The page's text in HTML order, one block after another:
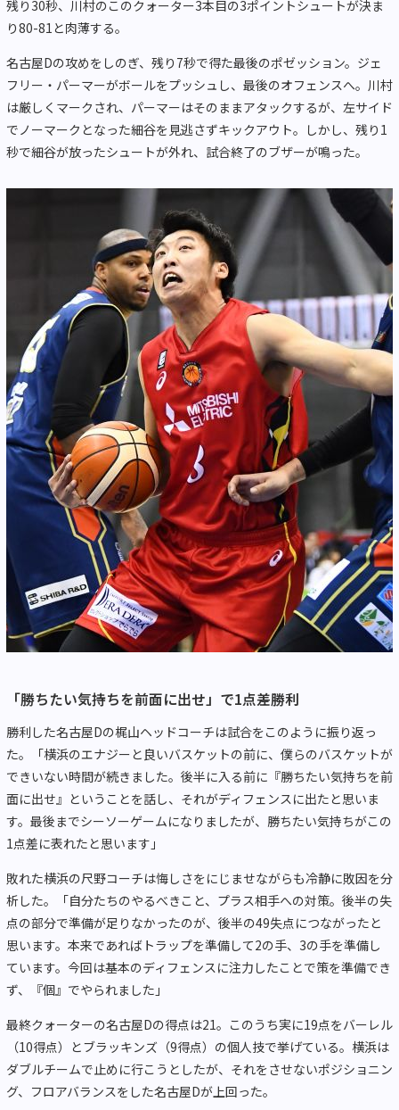
残り30秒、川村のこのクォーター3本目の3ポイントシュートが決ま
り80-81と肉薄する。
名古屋Dの攻めをしのぎ、残り7秒で得た最後のポゼッション。ジェ
フリー・パーマーがボールをプッシュし、最後のオフェンスへ。川村
は厳しくマークされ、パーマーはそのままアタックするが、左サイド
でノーマークとなった細谷を見逃さずキックアウト。しかし、残り1
秒で細谷が放ったシュートが外れ、試合終了のブザーが鳴った。
「勝ちたい気持ちを前面に出せ」で1点差勝利
勝利した名古屋Dの梶山ヘッドコーチは試合をこのように振り返っ
た。「横浜のエナジーと良いバスケットの前に、僕らのバスケットが
できいない時間が続きました。後半に入る前に『勝ちたい気持ちを前
面に出せ』ということを話し、それがディフェンスに出たと思いま
す。最後までシーソーゲームになりましたが、勝ちたい気持ちがこの
1点差に表れたと思います」
敗れた横浜の尺野コーチは悔しさをにじませながらも冷静に敗因を分
析した。「自分たちのやるべきこと、プラス相手への対策。後半の失
点の部分で準備が足りなかったのが、後半の49失点につながったと
思います。本来であればトラップを準備して2の手、3の手を準備し
ています。今回は基本のディフェンスに注力したことで策を準備でき
ず、『個』でやられました」
最終クォーターの名古屋Dの得点は21。このうち実に19点をバーレル
（10得点）とブラッキンズ（9得点）の個人技で挙げている。横浜は
ダブルチームで止めに行こうとしたが、それをさせないポジショニン
グ、フロアバランスをした名古屋Dが上回った。